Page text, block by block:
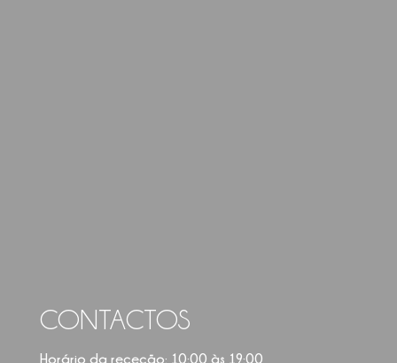
CONTACTOS
Horário da receção: 10:00 às 19:00